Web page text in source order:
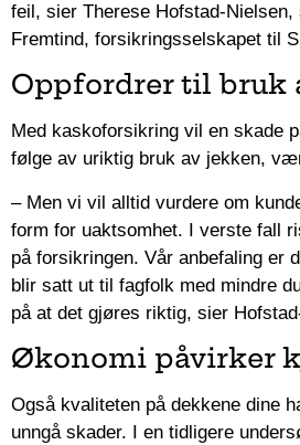
feil, sier Therese Hofstad-Nielsen,
Fremtind, forsikringsselskapet til
Oppfordrer til bruk
Med kaskoforsikring vil en skade
følge av uriktig bruk av jekken,
– Men vi vil alltid vurdere om
form for uaktsomhet. I verste fall
på forsikringen. Vår anbefaling er
blir satt ut til fagfolk med mindre
på at det gjøres riktig, sier
Økonomi påvirker
Også kvaliteten på dekkene dine
unngå skader. I en tidligere